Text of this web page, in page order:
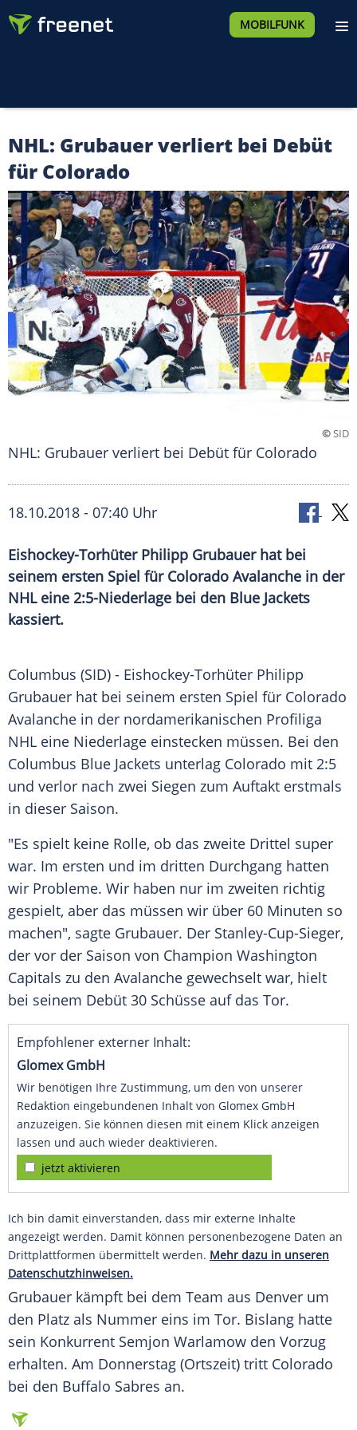
MOBILFUNK
NHL: Grubauer verliert bei Debüt
für Colorado
©SID
NHL: Grubauer verliert bei Debüt für Colorado
18.10.2018 - 07:40 Uhr
Eishockey-Torhüter Philipp Grubauer hat bei
seinem ersten Spiel für Colorado Avalanche in der
NHL eine 2:5-Niederlage bei den Blue Jackets
kassiert.
Columbus (SID) - Eishockey-Torhüter Philipp
Grubauer hat bei seinem ersten Spiel für Colorado
Avalanche in der nordamerikanischen Profiliga
NHL eine Niederlage einstecken müssen. Bei den
Columbus Blue Jackets unterlag Colorado mit 2:5
und verlor nach zwei Siegen zum Auftakt erstmals
in dieser Saison.
"Es spielt keine Rolle, ob das zweite Drittel super
war. Im ersten und im dritten Durchgang hatten
wir Probleme. Wir haben nur im zweiten richtig
gespielt, aber das müssen wir über 60 Minuten so
machen", sagte Grubauer. Der Stanley-Cup-Sieger,
der vor der Saison von Champion Washington
Capitals zu den Avalanche gewechselt war, hielt
bei seinem Debüt 30 Schüsse auf das Tor.
Empfohlener externer Inhalt:
Glomex GmbH
Wir benötigen Ihre Zustimmung, um den von unserer
Redaktion eingebundenen Inhalt von Glomex GmbH
anzuzeigen. Sie können diesen mit einem Klick anzeigen
lassen und auch wieder deaktivieren.
jetzt aktivieren
Ich bin damit einverstanden, dass mir externe Inhalte
angezeigt werden. Damit können personenbezogene Daten an
Drittplattformen übermittelt werden. Mehr dazu in unseren
Datenschutzhinweisen.
Grubauer kämpft bei dem Team aus Denver um
den Platz als Nummer eins im Tor. Bislang hatte
sein Konkurrent Semjon Warlamow den Vorzug
erhalten. Am Donnerstag (Ortszeit) tritt Colorado
bei den Buffalo Sabres an.